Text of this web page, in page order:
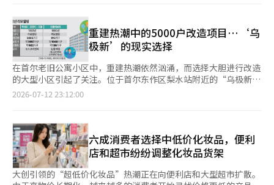
店的竞争力，形成共存竞争的局面。”
厅的折扣商品包。根据店铺的库存情况，用户可以按照预约顺序领
取商品。由于库存特性，产品组合是随机的，但相比正常价格可便
宜50%至60%。实际上，用户之间的反馈包括：“我以不到1万韩
元的价格买到了蛋糕和面包”，“因此大大节省了零食费用”等好
评不断。 在生活用品领域，专门处理库存和翻新商品的线下商店
成为主要渠道。专注于折扣销售库存商品和展示商品的翻新品
牌“金刚百货”，其门店数量从2023年的22家增加到去年的27
和内容的增多，使消费者更容易获取超低价信息。由于物价上涨导
致实际收入减少，而原有的生活水平必须维持，因此只能积极寻找
便宜的选择。”
的新顾客是年轻人……假期临近，寻找肥胖治疗药物的女性们也纷
纷前来钟路5街的药局街，作为“药局街”已有60多年历史，正在
发生变化。长期以来，这里的主要顾客是60岁以上的老年人。为了
以更便宜的价格购买止痛药、消化药和感冒药等常备药物，以及高
血压、糖尿病等慢性病药物，许多人甚至从外地乘坐巴士前来。最
近，寻求脱发治疗药物和肥胖治疗药物的2030年轻人明显增多。
在钟路5街工作超过30年的药剂师李某（60多岁）表示：“大多数
年轻男性都带着脱发药的处方来，听说药价便宜，很多人都来。无
方，补充道：“这是今天收到的。”年轻男性的脱发问题在就诊患
者数量上也有所体现。根据健康保险审查评价院的数据，去年因脱
发就医的患者数量为237009人，其中20岁患者35803人，30岁患
者50712人。20和30岁患者占总患者的36.5%。最近，钟路5街药
局街的新顾客中，年轻女性的比例急剧上升。假期临近，许多人前
来寻求减肥。2030年轻人之间甚至出现了将“钟路”和“毛发治
额由原来的30万韩元扩大至50万韩元。海外医疗费用的保障金额
也分别从5000万韩元提升至7000万韩元。 标准型计划则保障航班
和行李延误费用30万韩元，海外医疗费用也分别保障5000万韩
元。 各计划的保障数量也进行了差异化。原先三个计划均为26项
保障，调整后高端型为26项，标准型为24项，实惠型为17项。这
使得客户可以根据旅行目的和预算选择保障范围和保险费用。 高
端型计划还包括气候相关疾病的诊断费用，如热病和寒冷病等。
KB保险公司相关人士表示：“我们调整了产品，以便客户能够轻
费用负担。我们将根据旅行趋势和客户需求，提高保障竞争力和投
保便利性。”※ 本报道经人工智能（AI）系统翻译与编辑。
重建热潮中的5000户改造项目…‘乌
极新’的现实选择
在首尔老旧公寓小区中，重建热潮依然汹涌，而选择大胆进行改造
的大型小区引起了关注。位于首尔东作区梨水站附近的“乌极新
（乌成2·3单元·极东·新东亚4期）”由于现有容积率较高，难
期改造协会于2日召开了施工单位选定的现场说明会，但只有浦项
建设参加，导致流标。业内人士认为，重新招标后与浦项建设签订
协议的可能性较大。 重建是首尔整治项目市场的首选方式，但现
有容积率较高的小区难以确保足够的普通分配量，导致项目性下
降。乌极新选择改造而非模糊的重建，正是基于这一背景。 浦项
2026-07-12 23:12:00
六成消费者选择中低价化妆品，便利
店和超市纷纷调整化妆品货架
大创引领的“超低价化妆品”热潮正在向便利店和大型超市扩散。